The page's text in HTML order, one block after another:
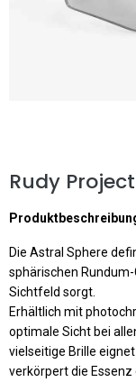
Rudy
Die Astral Sphere
sphärischen
Sichtfeld sorgt.
Erhältlich mit
optimale Sicht bei
vielseitige Brille
verkörpert die